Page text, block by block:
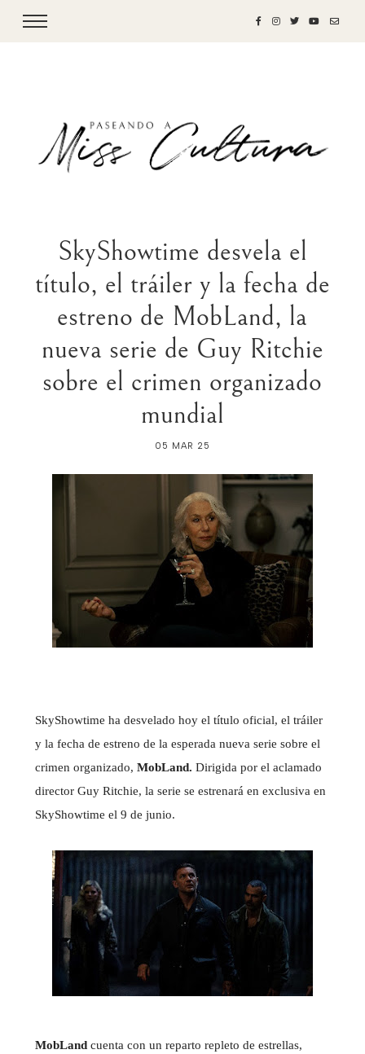
SkyShowtime desvela el
título, el tráiler y la fecha de
estreno de MobLand, la
nueva serie de Guy Ritchie
sobre el crimen organizado
mundial
05 MAR 25
SkyShowtime ha desvelado hoy el título oficial, el tráiler
y la fecha de estreno de la esperada nueva serie sobre el
crimen organizado, MobLand. Dirigida por el aclamado
director Guy Ritchie, la serie se estrenará en exclusiva en
SkyShowtime el 9 de junio.
MobLandcuenta con un reparto repleto de estrellas,